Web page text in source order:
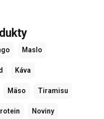
Maslo
Káva
Mäso Tiramisu
Noviny